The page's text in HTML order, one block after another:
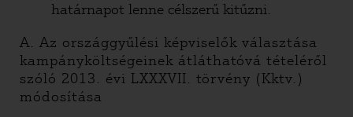
határnapot lenne célszerű kitűzni.
A. Az országgyűlési képviselők választása
kampányköltségeinek átláthatóvá tételéről
szóló 2013. évi LXXXVII. törvény (Kktv.)
módosítása